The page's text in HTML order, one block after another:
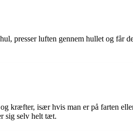
presser luften gennem hullet og får
kræfter, især hvis man er på farten
sig selv helt tæt.